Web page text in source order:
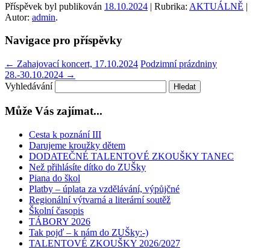
Příspěvek byl publikován 18.10.2024 | Rubrika: AKTUÁLNĚ |
Autor: admin.
Navigace pro příspěvky
← Zahajovací koncert, 17.10.2024 Podzimní prázdniny
28.-30.10.2024 →
Vyhledávání
Může Vás zajímat...
Cesta k poznání III
Darujeme kroužky dětem
DODATEČNÉ TALENTOVÉ ZKOUŠKY TANEC
Než přihlásíte dítko do ZUŠky
Piana do škol
Platby – úplata za vzdělávání, výpůjčné
Regionální výtvarná a literární soutěž
Školní časopis
TÁBORY 2026
Tak pojď – k nám do ZUŠky:-)
TALENTOVÉ ZKOUŠKY 2026/2027